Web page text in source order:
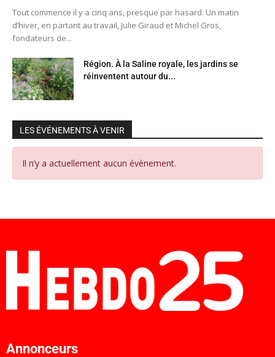
Tout commence il y a cinq ans, presque par hasard. Un matin
d’hiver, en partant au travail, Julie Giraud et Michel Gros,
fondateurs de...
Région. À la Saline royale, les jardins se
réinventent autour du...
LES ÉVÉNEMENTS À VENIR
Il n’y a actuellement aucun évènement.
Annonceurs